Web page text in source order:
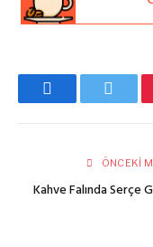
Facebook
ÖNCEKI
Kahve Falında Serçe